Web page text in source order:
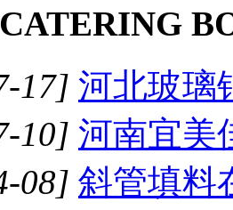
CATERING
17] 河北玻璃
10] 河南宜美
08] 斜管填料